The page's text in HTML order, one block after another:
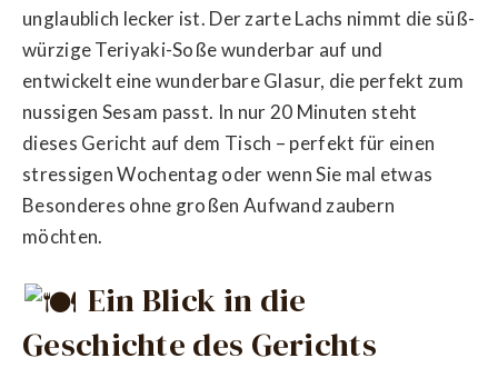
unglaublich lecker ist. Der zarte Lachs nimmt die süß-
würzige Teriyaki-Soße wunderbar auf und
entwickelt eine wunderbare Glasur, die perfekt zum
nussigen Sesam passt. In nur 20 Minuten steht
dieses Gericht auf dem Tisch – perfekt für einen
stressigen Wochentag oder wenn Sie mal etwas
Besonderes ohne großen Aufwand zaubern
möchten.
Ein Blick in die
Geschichte des Gerichts